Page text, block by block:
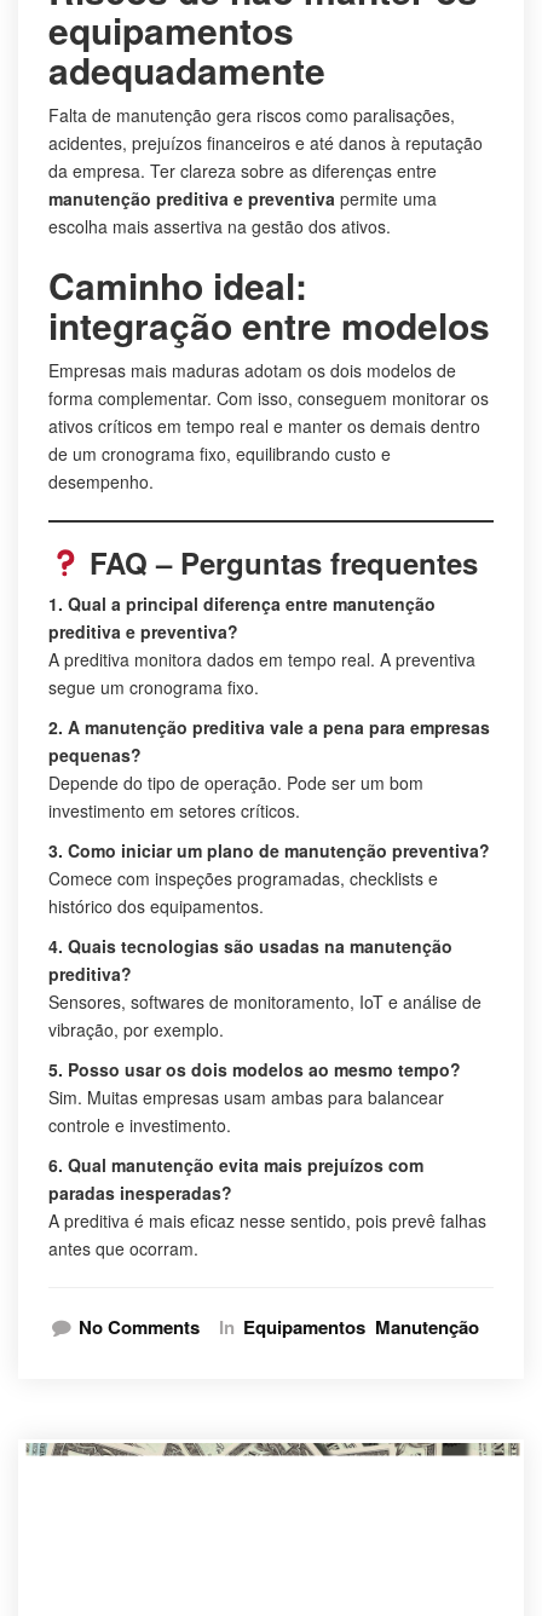
equipamentos
adequadamente
Falta de manutenção gera riscos como paralisações,
acidentes, prejuízos financeiros e até danos à reputação
da empresa. Ter clareza sobre as diferenças entre
manutenção preditiva e preventiva permite uma
escolha mais assertiva na gestão dos ativos.
Caminho ideal:
integração entre modelos
Empresas mais maduras adotam os dois modelos de
forma complementar. Com isso, conseguem monitorar os
ativos críticos em tempo real e manter os demais dentro
de um cronograma fixo, equilibrando custo e
desempenho.
FAQ – Perguntas frequentes
1. Qual a principal diferença entre manutenção
preditiva e preventiva?
A preditiva monitora dados em tempo real. A preventiva
segue um cronograma fixo.
2. A manutenção preditiva vale a pena para empresas
pequenas?
Depende do tipo de operação. Pode ser um bom
investimento em setores críticos.
3. Como iniciar um plano de manutenção preventiva?
Comece com inspeções programadas, checklists e
histórico dos equipamentos.
4. Quais tecnologias são usadas na manutenção
preditiva?
Sensores, softwares de monitoramento, IoT e análise de
vibração, por exemplo.
5. Posso usar os dois modelos ao mesmo tempo?
Sim. Muitas empresas usam ambas para balancear
controle e investimento.
6. Qual manutenção evita mais prejuízos com
paradas inesperadas?
A preditiva é mais eficaz nesse sentido, pois prevê falhas
antes que ocorram.
No Comments In Equipamentos Manutenção